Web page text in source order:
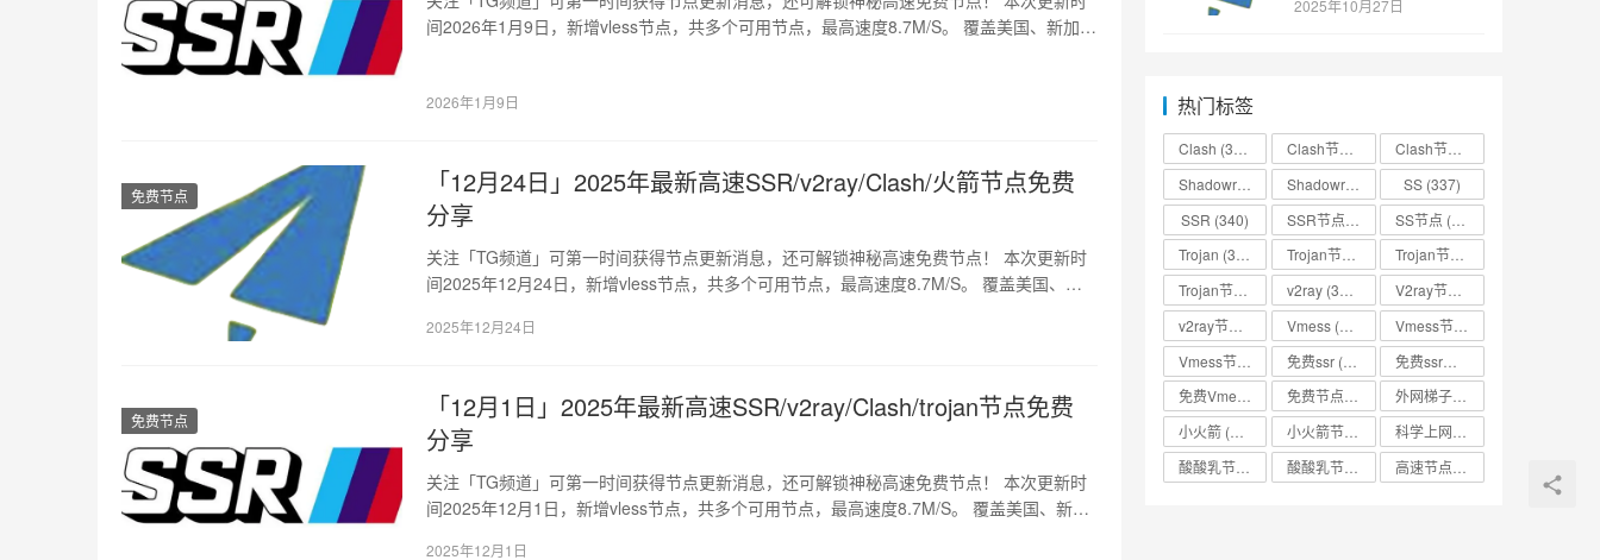
间2026年1月9日，新增vless节点，共多个可用节点，最高速度8.7M/S。 覆盖美国、新加
2026年1月9日
免费节点
「12月24日」2025年最新高速SSR/v2ray/Clash/火箭节点免费
分享
关注「TG频道」可第一时间获得节点更新消息，还可解锁神秘高速免费节点！ 本次更新时
间2025年12月24日，新增vless节点，共多个可用节点，最高速度8.7M/S。 覆盖美国、
2025年12月24日
免费节点
「12月1日」2025年最新高速SSR/v2ray/Clash/trojan节点免费
分享
关注「TG频道」可第一时间获得节点更新消息，还可解锁神秘高速免费节点！ 本次更新时
间2025年12月1日，新增vless节点，共多个可用节点，最高速度8.7M/S。 覆盖美国、新
2025年12月1日
节点免费分享
2025年10月27日
热门标签
Clash (338)
(336) (333)
SS (337)
SSR (340) SS节点 (335)
Trojan (333)
(332)
v2ray (337)
(334)
Vmess (330)
(330)
免费ssr (318)
(330)
小火箭 (337) (334)
(318) (318)